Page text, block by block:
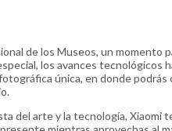
de los Museos, un momento
los avances
única, en donde
del arte y la tecnología, Xiaomi